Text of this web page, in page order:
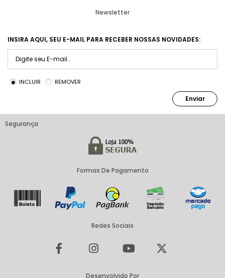
Newsletter
INSIRA AQUI, SEU E-MAIL PARA RECEBER NOSSAS NOVIDADES:
INCLUIR REMOVER
Enviar
Segurança
Formas De Pagamento
Redes Sociais
Desenvolvido Por